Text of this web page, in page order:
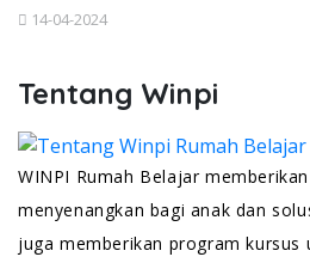
14-04-2024
Tentang Winpi
WINPI Rumah Belajar
menyenangkan bagi anak dan
juga memberikan program kursus